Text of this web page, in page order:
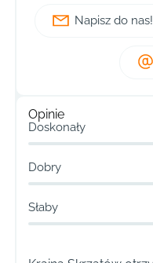
Napisz do nas!
Opinie
Doskonały
Dobry
Słaby